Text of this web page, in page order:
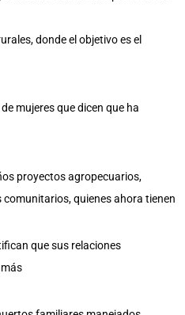
donde el objetivo es el
mujeres que dicen que ha
proyectos agropecuarios,
quienes ahora tienen
que sus relaciones